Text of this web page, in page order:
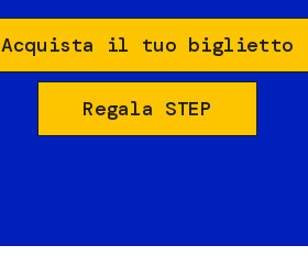
Acquista il tuo biglietto
Regala STEP